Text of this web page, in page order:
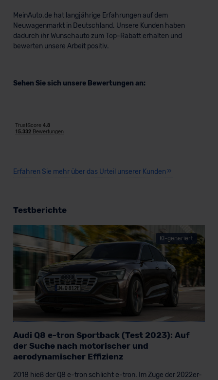
MeinAuto.de hat langjährige Erfahrungen auf dem
Neuwagenmarkt in Deutschland. Unsere Kunden haben
dadurch ihr Wunschauto zum Top-Rabatt erhalten und
bewerten unsere Arbeit positiv.
Sehen Sie sich unsere Bewertungen an:
Erfahren Sie mehr über das Urteil unserer Kunden
Testberichte
KI-generiert
Audi Q8 e-tron Sportback (Test 2023): Auf
der Suche nach motorischer und
aerodynamischer Effizienz
2018 hieß der Q8 e-tron schlicht e-tron. Im Zuge der 2022er-